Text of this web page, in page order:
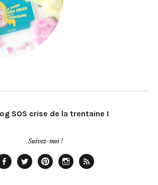
SOS crise de la trentaine !
Suivez-moi !